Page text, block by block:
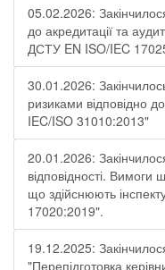
05.02.2026:
до акредитації та
ДСТУ EN ISO/IEC
30.01.2026:
ризиками відповідно
IEC/ISO 31010:2013"
20.01.2026:
відповідності. Вимоги
що здійснюють
17020:2019".
19.12.2025:
"Перепідготовка